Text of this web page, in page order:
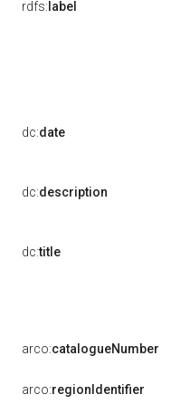
rdfs: label
dc:date
dc:description
dc:title
arco:catalogueNumber
arco:regionIdentifier